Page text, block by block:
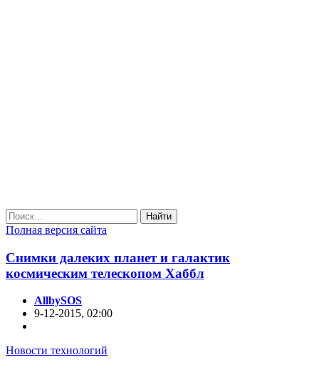
Найти
Полная версия сайта
Снимки далеких планет и галактик
космическим телескопом Хаббл
AllbySOS
9-12-2015, 02:00
Новости технологий